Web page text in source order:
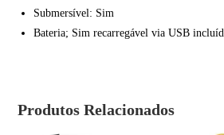
Submersível: Sim
Bateria; Sim recarregável via USB
Produtos Relacionados